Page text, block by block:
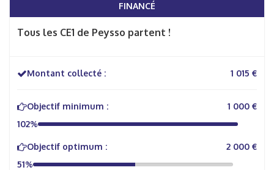
FINANCÉ
Tous les CE1 de Peysso partent !
Montant collecté : 1 015 €
Objectif minimum :
1 000 €
102%
Objectif optimum :
2 000 €
51%